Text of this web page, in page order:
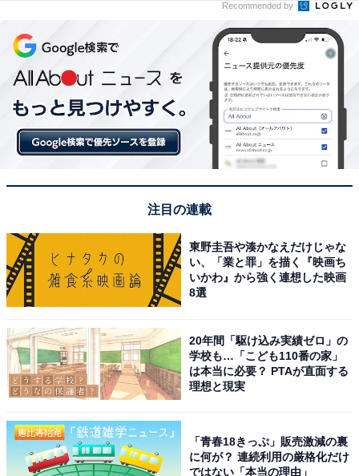
Recommended by
注目の連載
東野圭吾や湊かなえだけじゃな
い、「業と罪」を描く『映画ち
いかわ』から強く連想した映画
8選
20年間「駆け込み実績ゼロ」の
学校も…「こども110番の家」
は本当に必要？ PTAが直面する
理想と現実
「青春18きっぷ」販売激減の裏
に何が？ 連続利用の厳格化だけ
ではない「本当の理由」